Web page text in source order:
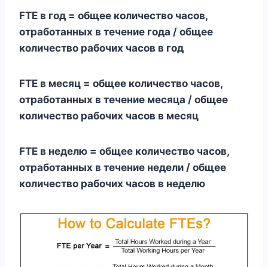
FTE в год = общее количество часов,
отработанных в течение года / общее
количество рабочих часов в год
FTE в месяц = ​​общее количество часов,
отработанных в течение месяца / общее
количество рабочих часов в месяц
FTE в неделю = общее количество часов,
отработанных в течение недели / общее
количество рабочих часов в неделю